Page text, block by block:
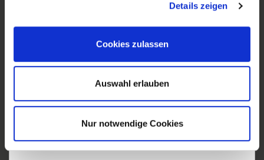
Details zeigen
Cookies zulassen
Auswahl erlauben
Nur notwendige Cookies